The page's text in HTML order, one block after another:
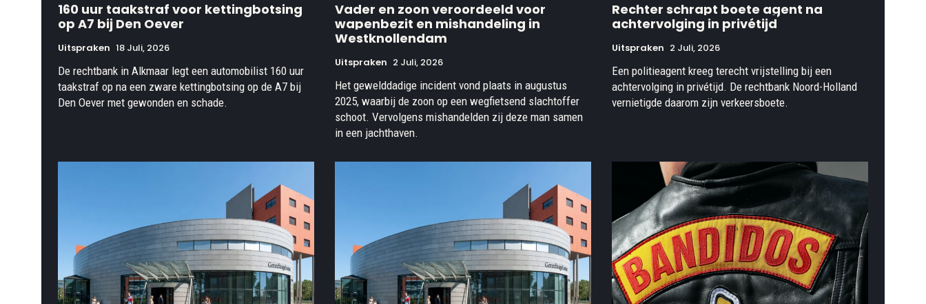
160 uur taakstraf voor kettingbotsing
op A7 bij Den Oever
Uitspraken 18 Juli, 2026
De rechtbank in Alkmaar legt een automobilist 160 uur
taakstraf op na een zware kettingbotsing op de A7 bij
Den Oever met gewonden en schade.
Vader en zoon veroordeeld voor
wapenbezit en mishandeling in
Westknollendam
Uitspraken 2 Juli, 2026
Het gewelddadige incident vond plaats in augustus
2025, waarbij de zoon op een wegfietsend slachtoffer
schoot. Vervolgens mishandelden zij deze man samen
in een jachthaven.
Rechter schrapt boete agent na
achtervolging in privétijd
Uitspraken 2 Juli, 2026
Een politieagent kreeg terecht vrijstelling bij een
achtervolging in privétijd. De rechtbank Noord-Holland
vernietigde daarom zijn verkeersboete.